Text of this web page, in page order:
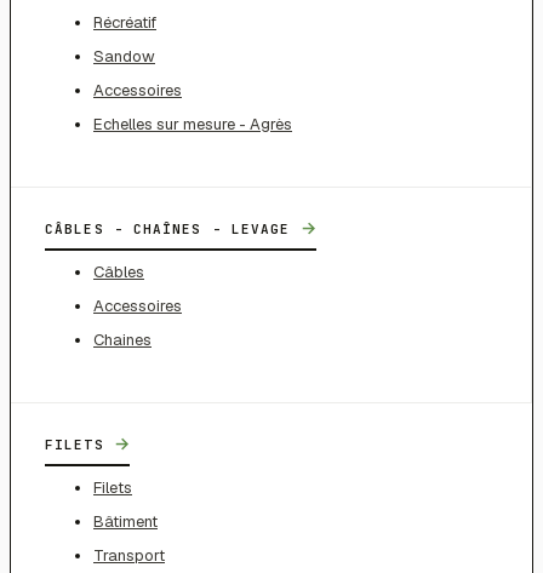
Récréatif
Sandow
Accessoires
Echelles sur mesure - Agrès
CÂBLES - CHAÎNES - LEVAGE →
Câbles
Accessoires
Chaines
FILETS →
Filets
Bâtiment
Transport